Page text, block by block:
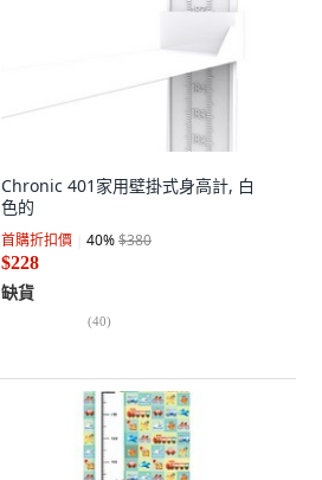
Chronic 401家用壁掛式身高計, 白
色的
首購折扣價 40%$380
$228
缺貨
(40)